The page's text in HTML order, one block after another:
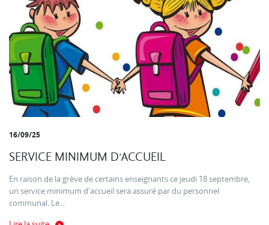
16/09/25
SERVICE MINIMUM D'ACCUEIL
En raison de la grève de certains enseignants ce jeudi 18 septembre,
un service minimum d'accueil sera assuré par du personnel
communal. Le...